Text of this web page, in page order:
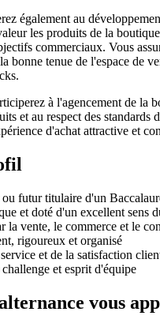
également au
les produits de la
commerciaux. Vous
bonne tenue de l'espace de
à l'agencement de la
et au respect des standards
d'achat attractive et
futur titulaire d'un
et doté d'un excellent sens
la vente, le commerce et le
rigoureux et organisé
et de la satisfaction
et esprit d'équipe
vous